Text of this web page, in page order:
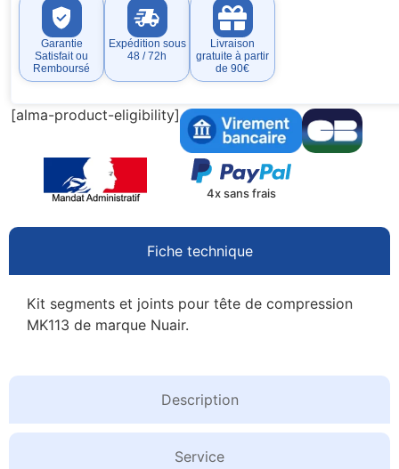
Garantie
Satisfait ou
Remboursé
Expédition sous
48 / 72h
Livraison
gratuite à partir
de 90€
[alma-product-eligibility]
4x sans frais
Fiche technique
Description
Service
Kit segments et joints pour tête de compression
MK113 de marque Nuair.